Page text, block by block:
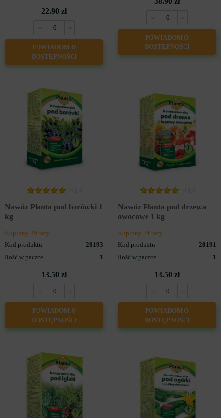
22.90 zł
POWIADOM O
DOSTĘPNOŚCI
POWIADOM O
DOSTĘPNOŚCI
Nawóz Planta pod borówki 1
kg
Kupiony 29 razy
Kod produktu
20193
Ilość w paczce
1
13.50 zł
POWIADOM O
DOSTĘPNOŚCI
Nawóz Planta pod drzewa
owocowe 1 kg
Kupiony 24 razy
Kod produktu
20191
Ilość w paczce
1
13.50 zł
POWIADOM O
DOSTĘPNOŚCI